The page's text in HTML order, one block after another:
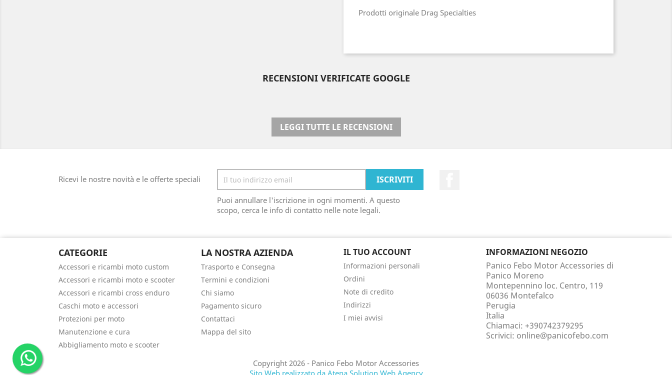
Prodotti originale Drag Specialties
RECENSIONI VERIFICATE GOOGLE
LEGGI TUTTE LE RECENSIONI
Ricevi le nostre novità e le offerte speciali
Puoi annullare l'iscrizione in ogni momenti. A questo
scopo, cerca le info di contatto nelle note legali.
CATEGORIE
Accessori e ricambi moto custom
Accessori e ricambi moto e scooter
Accessori e ricambi cross enduro
Caschi moto e accessori
Protezioni per moto
Manutenzione e cura
Abbigliamento moto e scooter
LA NOSTRA AZIENDA
Trasporto e Consegna
Termini e condizioni
Chi siamo
Pagamento sicuro
Contattaci
Mappa del sito
IL TUO ACCOUNT
Informazioni personali
Ordini
Note di credito
Indirizzi
I miei avvisi
INFORMAZIONI NEGOZIO
Panico Febo Motor Accessories di
Panico Moreno
Montepennino loc. Centro, 119
06036 Montefalco
Perugia
Italia
Chiamaci: +390742379295
Scrivici: online@panicofebo.com
Copyright 2026 - Panico Febo Motor Accessories
Sito Web realizzato da Atena Solution Web Agency